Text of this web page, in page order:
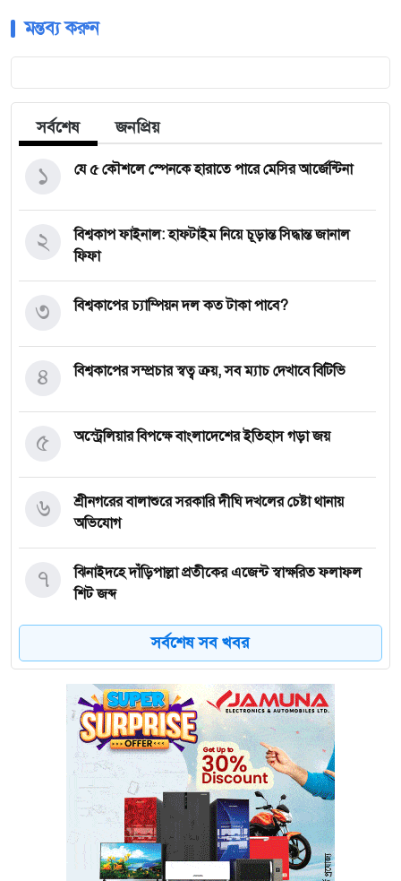
মন্তব্য করুন
সর্বশেষ জনপ্রিয়
যে ৫ কৌশলে স্পেনকে হারাতে পারে মেসির আর্জেন্টিনা
১
বিশ্বকাপ ফাইনাল: হাফটাইম নিয়ে চূড়ান্ত সিদ্ধান্ত জানাল
ফিফা
২
বিশ্বকাপের চ্যাম্পিয়ন দল কত টাকা পাবে?
৩
বিশ্বকাপের সম্প্রচার স্বত্ব ক্রয়, সব ম্যাচ দেখাবে বিটিভি
৪
অস্ট্রেলিয়ার বিপক্ষে বাংলাদেশের ইতিহাস গড়া জয়
৫
শ্রীনগরের বালাশুরে সরকারি দীঘি দখলের চেষ্টা থানায়
অভিযোগ
৬
ঝিনাইদহে দাঁড়িপাল্লা প্রতীকের এজেন্ট স্বাক্ষরিত ফলাফল
শিট জব্দ
৭
ত্রয়োদশ জাতীয় নির্বাচন, শান্তিপূর্ণ ও নিরপেক্ষ হোক
ইশরাকের আসনে ভোটকেন্দ্রে ঢুকে প্রিজাইডিং অফিসারের
ওপর হামলা বিএনপি নেতাকর্মীদের
অবরুদ্ধ জামায়াত নেতাকে উদ্ধার করলেন এনসিপি নেত্রী ডা.
মিতু
ভোটকেন্দ্রের সামনে বস্তাভর্তি টাকাসহ স্বেচ্ছাসেবকদল নেতা
আটক
সর্বশেষ সব খবর